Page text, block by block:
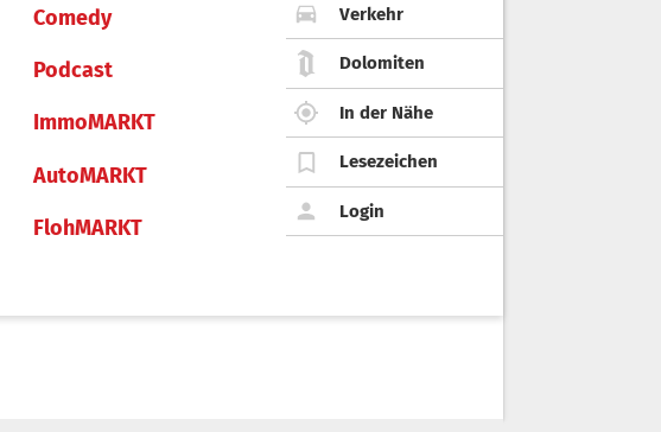
Comedy
Podcast
ImmoMARKT
AutoMARKT
FlohMARKT
Verkehr
Dolomiten
In der Nähe
Lesezeichen
Login